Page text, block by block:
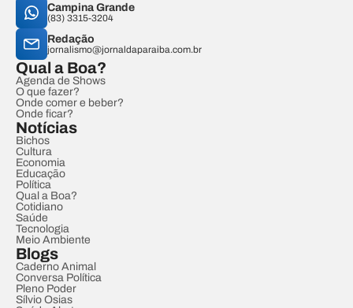
Campina Grande
(83) 3315-3204
Redação
jornalismo@jornaldaparaiba.com.br
Qual a Boa?
Agenda de Shows
O que fazer?
Onde comer e beber?
Onde ficar?
Notícias
Bichos
Cultura
Economia
Educação
Política
Qual a Boa?
Cotidiano
Saúde
Tecnologia
Meio Ambiente
Blogs
Caderno Animal
Conversa Política
Pleno Poder
Sílvio Osias